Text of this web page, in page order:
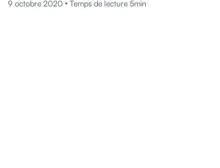
9 octobre 2020 • Temps de lecture 5min